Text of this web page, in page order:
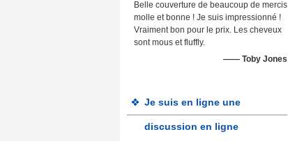
Belle couverture de beaucoup de mercis
molle et bonne ! Je suis impressionné !
Vraiment bon pour le prix. Les cheveux
sont mous et fluffly.
—— Toby Jones
Je suis en ligne une
discussion en ligne